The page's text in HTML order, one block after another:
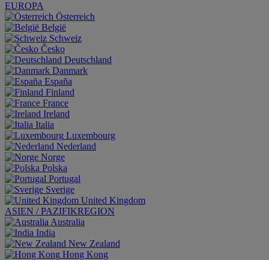
EUROPA
Österreich
België
Schweiz
Česko
Deutschland
Danmark
España
Finland
France
Ireland
Italia
Luxembourg
Nederland
Norge
Polska
Portugal
Sverige
United Kingdom
ASIEN / PAZIFIKREGION
Australia
India
New Zealand
Hong Kong